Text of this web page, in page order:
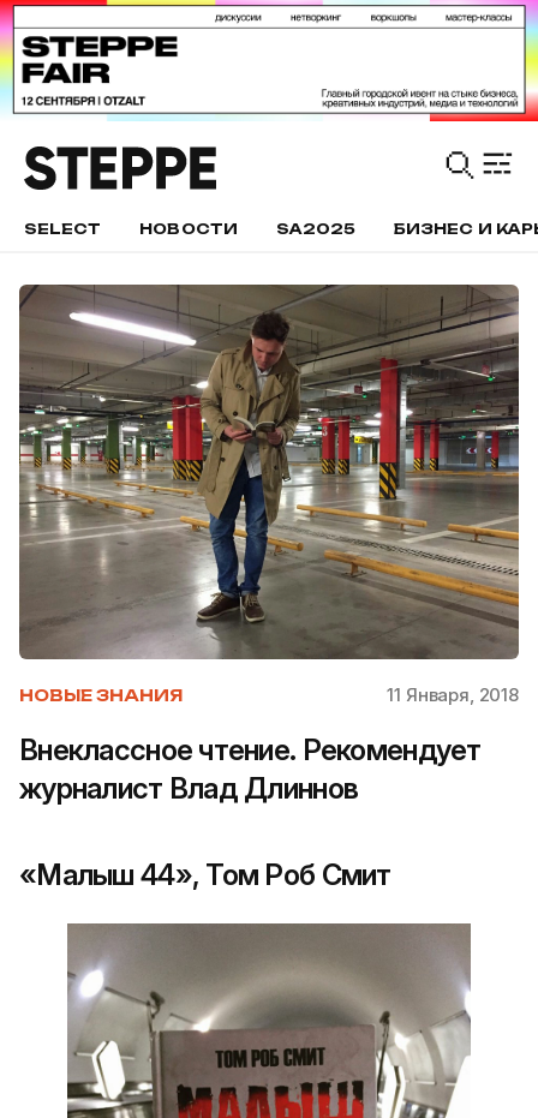
SELECT НОВОСТИ SA2025 БИЗНЕС И
НОВЫЕ ЗНАНИЯ 11 Января, 2018
Внеклассное чтение. Рекомендует
журналист Влад Длиннов
«Малыш 44», Том Роб Смит